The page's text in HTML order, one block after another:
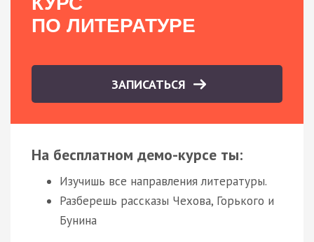
ПО ЛИТЕРАТУРЕ
ЗАПИСАТЬСЯ
На бесплатном демо-курсе ты:
Изучишь все направления литературы.
Разберешь рассказы Чехова, Горького и
Бунина